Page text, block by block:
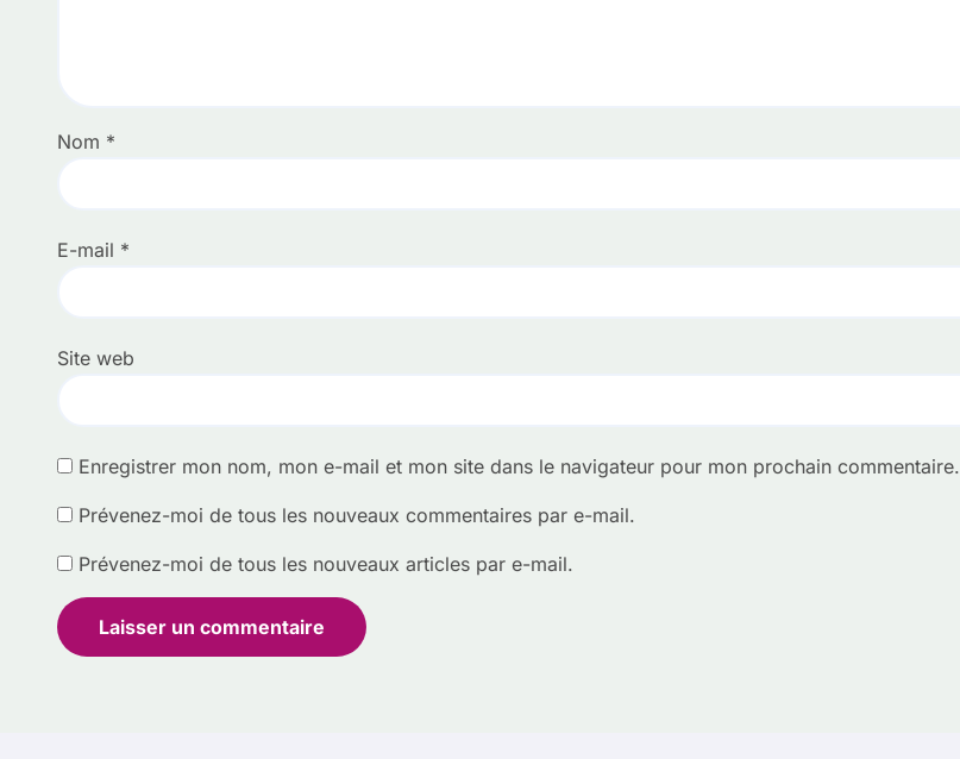
Nom *
E-mail *
Site web
Enregistrer mon nom, mon e-mail et mon site dans le navigateur pour mon prochain commentaire.
Prévenez-moi de tous les nouveaux commentaires par e-mail.
Prévenez-moi de tous les nouveaux articles par e-mail.